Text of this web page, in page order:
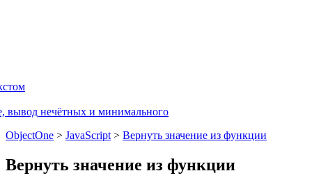
вывод нечётных и минимального
ObjectOne > JavaScript > Вернуть значение из функции
Вернуть значение из функции